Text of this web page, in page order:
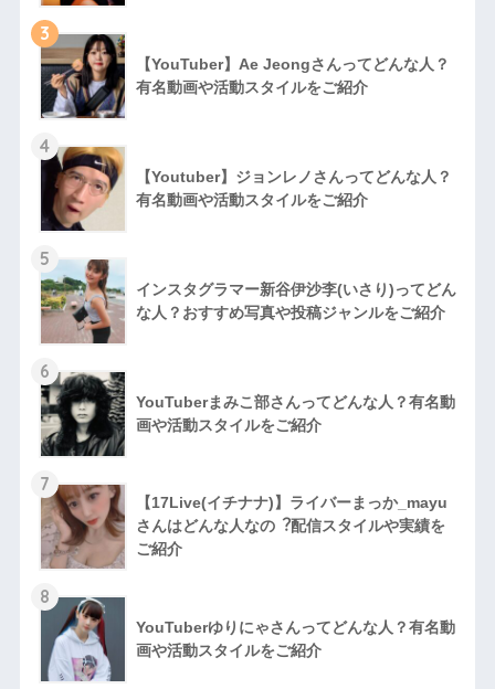
3
【YouTuber】Ae Jeongさんってどんな⼈？
有名動画や活動スタイルをご紹介
4
【Youtuber】ジョンレノさんってどんな人？
有名動画や活動スタイルをご紹介
5
インスタグラマー新谷伊沙李(いさり)ってどん
な⼈？おすすめ写真や投稿ジャンルをご紹介
6
YouTuberまみこ部さんってどんな⼈？有名動
画や活動スタイルをご紹介
7
【17Live(イチナナ)】ライバーまっか_mayu
さんはどんな人なの︖配信スタイルや実績を
ご紹介
8
YouTuberゆりにゃさんってどんな⼈？有名動
画や活動スタイルをご紹介